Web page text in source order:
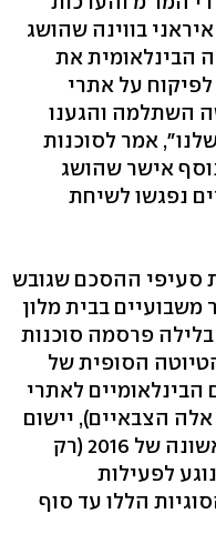
בווינה שהושג
הבינלאומית את
על אתרי
השתלמה והגענו
אמר לסוכנות
אישר שהושג
נפגשו לשיחת
סעיפי ההסכם שגובש
בבית מלון
בלילה פרסמה סוכנות
הסופית של
לאתרי
הצבאיים), יישום
הקלות בסנקציות במחצית הראשונה של 2016 (רק
לפעילות
הללו עד סוף